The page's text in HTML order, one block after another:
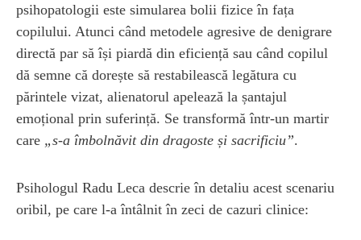
psihopatologii este simularea bolii fizice în fața
copilului. Atunci când metodele agresive de denigrare
directă par să își piardă din eficiență sau când copilul
dă semne că dorește să restabilească legătura cu
părintele vizat, alienatorul apelează la șantajul
emoțional prin suferință. Se transformă într-un martir
care „s-a îmbolnăvit din dragoste și sacrificiu”.
Psihologul Radu Leca descrie în detaliu acest scenariu
oribil, pe care l-a întâlnit în zeci de cazuri clinice: